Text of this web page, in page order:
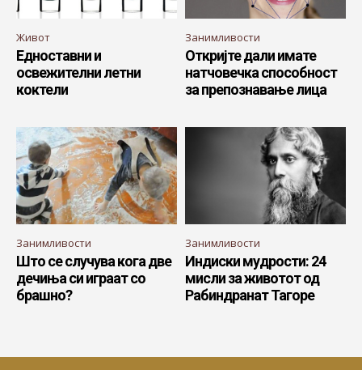
Живот
Едноставни и
освежителни летни
коктели
Занимливости
Откријте дали имате
натчовечка способност
за препознавање лица
Занимливости
Што се случува кога две
дечиња си играат со
брашно?
Занимливости
Индиски мудрости: 24
мисли за животот од
Рабиндранат Тагоре